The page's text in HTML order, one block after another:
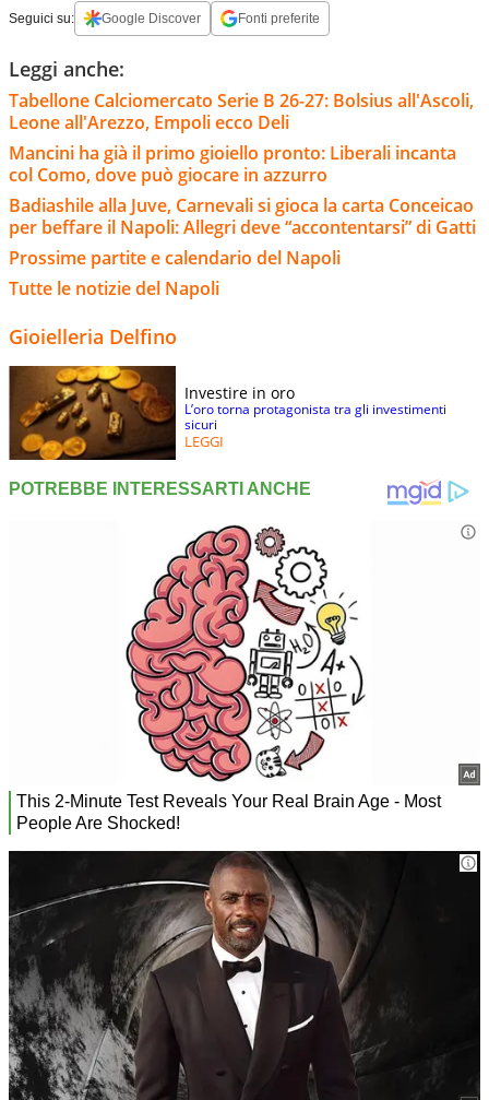
Seguici su: Google Discover Fonti preferite
Leggi anche:
Tabellone Calciomercato Serie B 26-27: Bolsius all'Ascoli,
Leone all'Arezzo, Empoli ecco Deli
Mancini ha già il primo gioiello pronto: Liberali incanta
col Como, dove può giocare in azzurro
Badiashile alla Juve, Carnevali si gioca la carta Conceicao
per beffare il Napoli: Allegri deve “accontentarsi” di Gatti
Prossime partite e calendario del Napoli
Tutte le notizie del Napoli
Gioielleria Delfino
Investire in oro
L’oro torna protagonista tra gli investimenti
sicuri
LEGGI